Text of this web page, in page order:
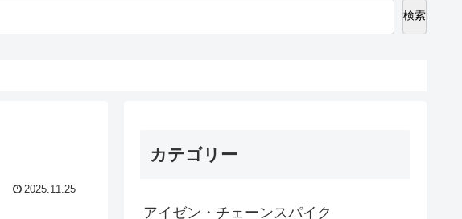
検索
2025.11.25
カテゴリー
アイゼン・チェーンスパイク